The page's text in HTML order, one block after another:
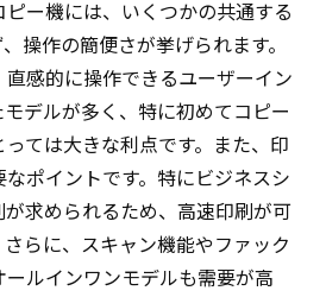
がビジネスに与える影響
えるための選び方とは
を成功に導く選択肢
で強化する地元ビジネス
支えるコピー機の選び方
ー機には、いくつかの共通する
操作の簡便さが挙げられます。
感的に操作できるユーザーイン
デルが多く、特に初めてコピー
ては大きな利点です。また、印
ポイントです。特にビジネスシ
求められるため、高速印刷が可
らに、スキャン機能やファック
ルインワンモデルも需要が高